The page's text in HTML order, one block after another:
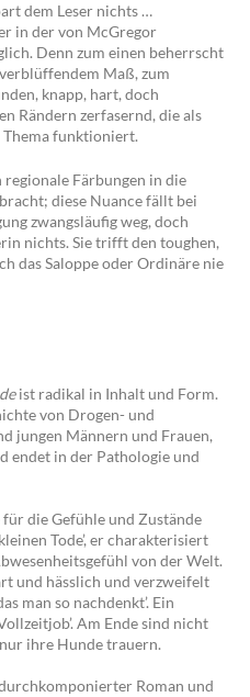
dem Leser nichts …
in der von McGregor
Denn zum einen beherrscht
Maß, zum
knapp, hart, doch
Rändern zerfasernd, die als
Thema funktioniert.
Färbungen in die
diese Nuance fällt bei
zwangsläufig weg, doch
nichts. Sie trifft den toughen,
das Saloppe oder Ordinäre nie
ist radikal in Inhalt und Form.
von Drogen- und
jungen Männern und Frauen,
endet in der Pathologie und
die Gefühle und Zustände
Tode’, er charakterisiert
von der Welt.
und hässlich und verzweifelt
man so nachdenkt’. Ein
Am Ende sind nicht
ihre Hunde trauern.
Roman und